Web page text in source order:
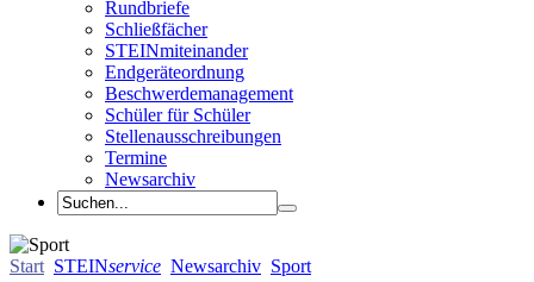
Rundbriefe
Schließfächer
STEINmiteinander
Endgeräteordnung
Beschwerdemanagement
Schüler für Schüler
Stellenausschreibungen
Termine
Newsarchiv
Start STEINservice Newsarchiv Sport